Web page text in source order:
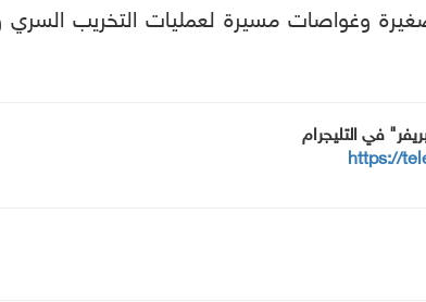
وغواصات مسيرة لعمليات التخريب
في التليجرام
https://